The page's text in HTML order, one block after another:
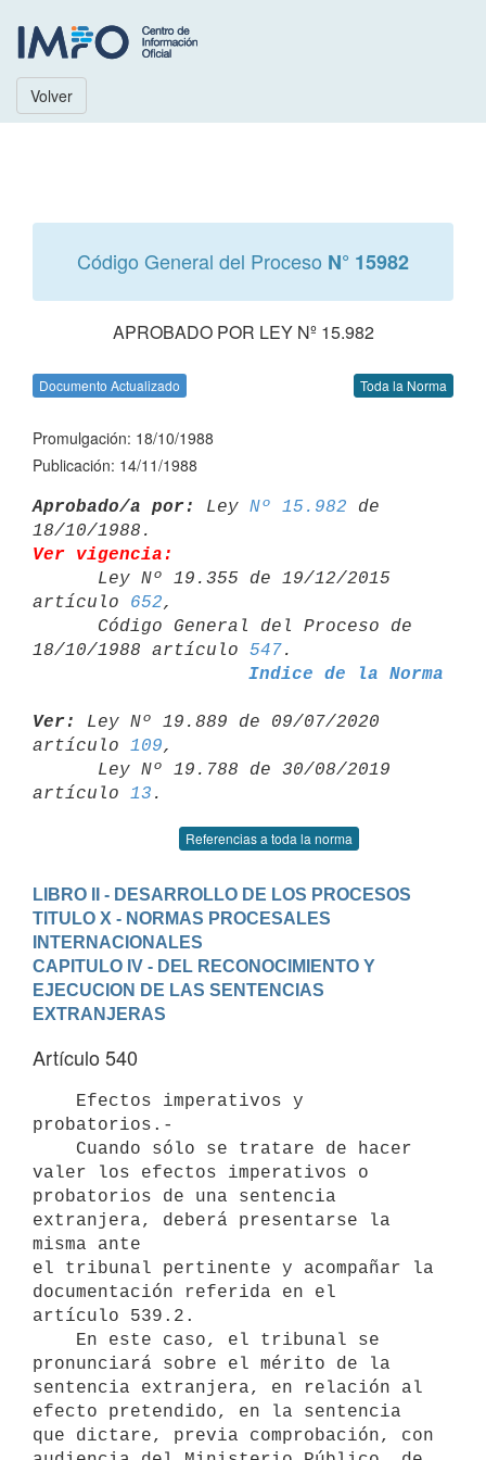
Volver
Código General del Proceso N° 15982
APROBADO POR LEY Nº 15.982
Documento Actualizado Toda la Norma
Promulgación: 18/10/1988
Publicación: 14/11/1988
Aprobado/a por: Ley Nº 15.982 de
Ver vigencia:
artículo 652,
18/10/1988 artículo 547
Indice de la Norma
Ver:
Ley Nº 19.889 de 09/07/2020
artículo 109,
artículo 13
Referencias a toda la norma
LIBRO II - DESARROLLO DE LOS PROCESOS
TITULO X - NORMAS PROCESALES
INTERNACIONALES
CAPITULO IV - DEL RECONOCIMIENTO Y
EJECUCION DE LAS SENTENCIAS
EXTRANJERAS
Artículo 540
probatorios.-
valer los efectos imperativos o
probatorios de una sentencia
extranjera, deberá presentarse la
misma ante
el tribunal pertinente y acompañar la
documentación referida en el
artículo 539.2.
pronunciará sobre el mérito de la
sentencia extranjera, en relación al
efecto pretendido, en la sentencia
que dictare, previa comprobación, con